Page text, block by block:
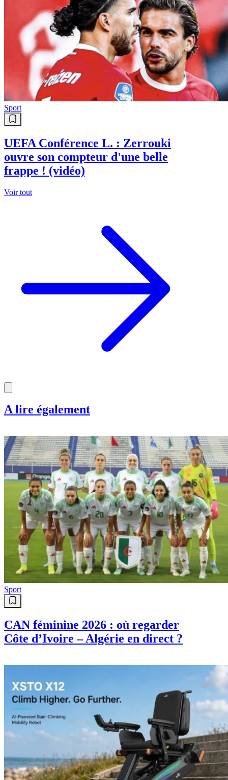
Sport
UEFA Conférence L. : Zerrouki
ouvre son compteur d'une belle
frappe ! (vidéo)
Voir tout
A lire également
Sport
CAN féminine 2026 : où regarder
Côte d’Ivoire – Algérie en direct ?